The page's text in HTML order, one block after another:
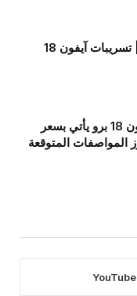
من 8 إلى 9 جيجا رام| تسريبات آيفون 18
ارتفاع في السعر| آيفون 18 برو يأتي بسعر
YouTube